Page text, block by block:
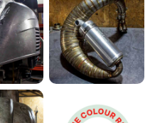
Ventil 90°